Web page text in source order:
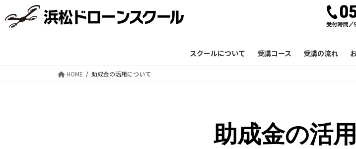
ン
ビ
スクールについて 受講コース 受講の流れ
HOME 助成金の活用について
助成金の活